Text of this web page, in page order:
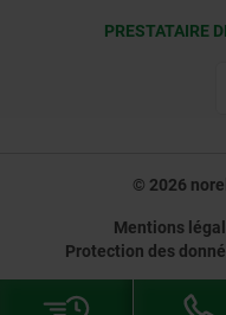
PRESTATAIRE
© 2026
Mentions
Protection des